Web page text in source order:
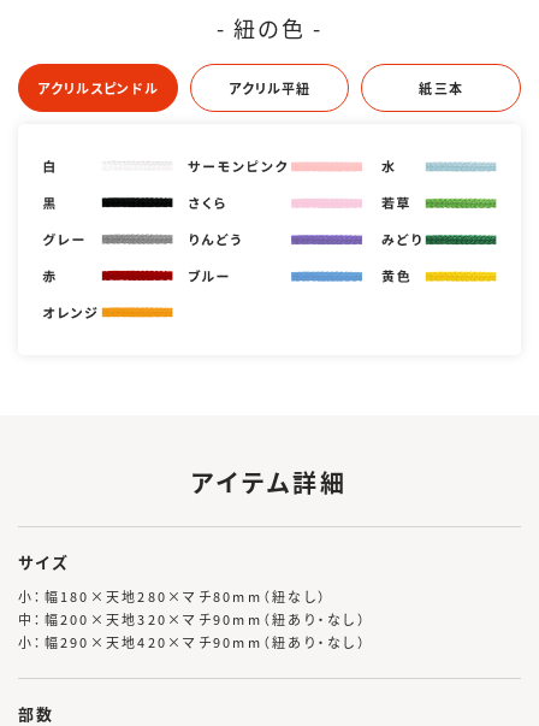
- 紐の色 -
アクリルスピンドル アクリル平紐 紙三本
アイテム詳細
サイズ
小：幅180×天地280×マチ80mm（紐なし）
中：幅200×天地320×マチ90mm（紐あり・なし）
小：幅290×天地420×マチ90mm（紐あり・なし）
部数